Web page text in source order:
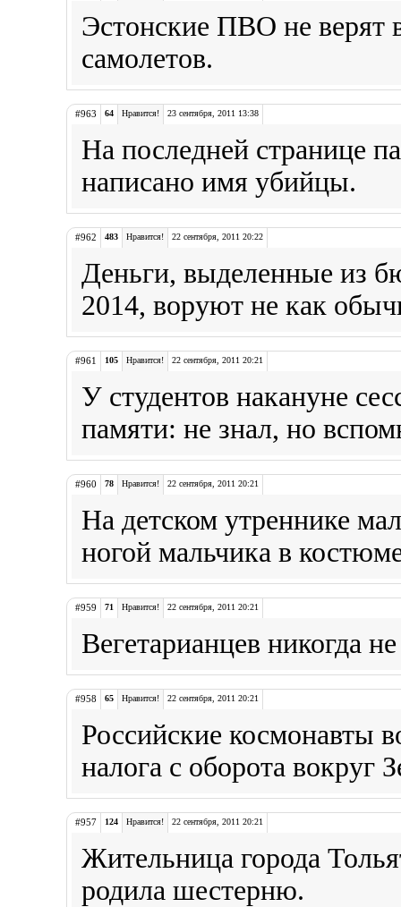
Эстонские ПВО не верят
самолетов.
#963 64 Нравится! 23 сентября, 2011 13:38
На последней странице
написано имя убийцы.
#962 483 Нравится! 22 сентября, 2011 20:22
Деньги, выделенные из
2014, воруют не как
#961 105 Нравится! 22 сентября, 2011 20:21
У студентов накануне
памяти: не знал, но
#960 78 Нравится! 22 сентября, 2011 20:21
На детском утреннике
ногой мальчика в
#959 71 Нравится! 22 сентября, 2011 20:21
Вегетарианцев никогда
#958 65 Нравится! 22 сентября, 2011 20:21
Российские космонавты
налога с оборота вокруг
#957 124 Нравится! 22 сентября, 2011 20:21
Жительница города
родила шестерню.